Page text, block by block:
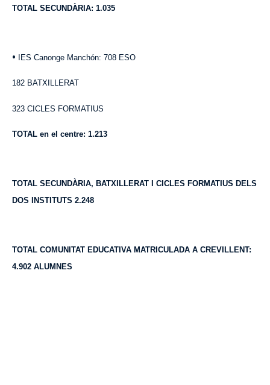
TOTAL SECUNDÀRIA: 1.035
• IES Canonge Manchón: 708 ESO
182 BATXILLERAT
323 CICLES FORMATIUS
TOTAL en el centre: 1.213
TOTAL SECUNDÀRIA, BATXILLERAT I CICLES FORMATIUS DELS
DOS INSTITUTS 2.248
TOTAL COMUNITAT EDUCATIVA MATRICULADA A CREVILLENT:
4.902 ALUMNES